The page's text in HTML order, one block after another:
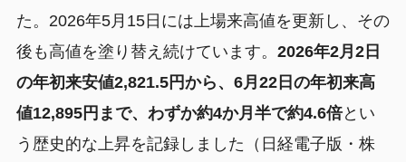
た。2026年5月15日には上場来高値を更新し、その
後も高値を塗り替え続けています。 2026年2月2日
の年初来安値2,821.5円から、6月22日の年初来高
値12,895円まで、わずか約4か月半で約4.6倍とい
う歴史的な上昇を記録しました（日経電子版・株